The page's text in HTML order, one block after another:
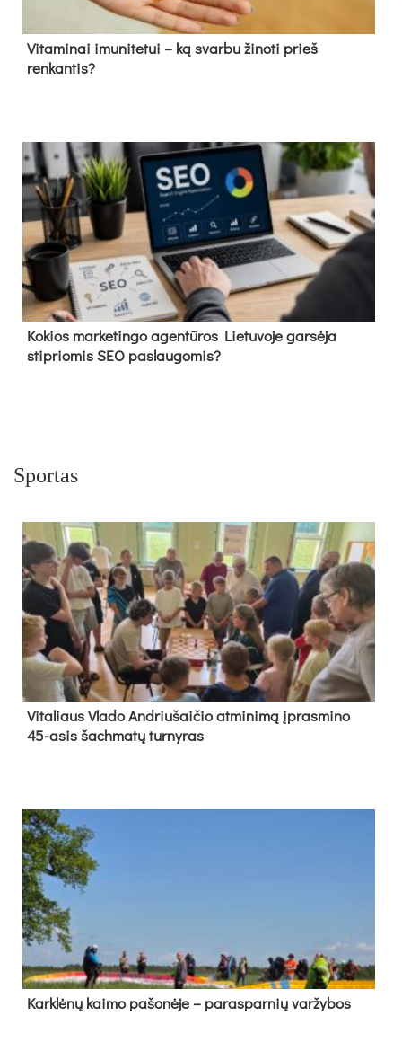
Vitaminai imunitetui – ką svarbu žinoti prieš
renkantis?
Kokios marketingo agentūros Lietuvoje garsėja
stipriomis SEO paslaugomis?
Sportas
Vi­ta­liaus Vla­do And­riu­šai­čio at­mi­ni­mą įpras­mi­no
45-asis šach­ma­tų tur­ny­ras
Kark­lė­nų kai­mo pa­šo­nė­je – pa­ras­par­nių var­žy­bos